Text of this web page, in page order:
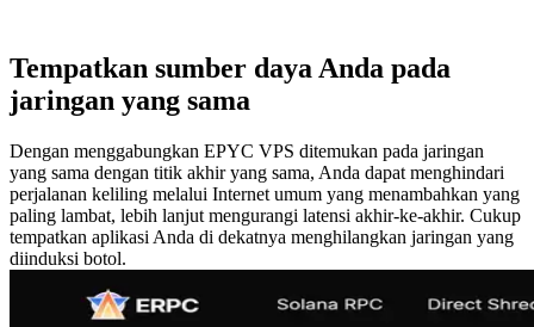
Tempatkan sumber daya Anda pada
jaringan yang sama
Dengan menggabungkan EPYC VPS ditemukan pada jaringan
yang sama dengan titik akhir yang sama, Anda dapat menghindari
perjalanan keliling melalui Internet umum yang menambahkan yang
paling lambat, lebih lanjut mengurangi latensi akhir-ke-akhir. Cukup
tempatkan aplikasi Anda di dekatnya menghilangkan jaringan yang
diinduksi botol.